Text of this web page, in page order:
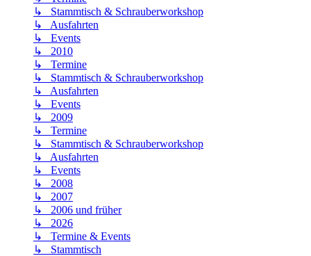
↳ Stammtisch & Schrauberworkshop
↳ Ausfahrten
↳ Events
↳ 2010
↳ Termine
↳ Stammtisch & Schrauberworkshop
↳ Ausfahrten
↳ Events
↳ 2009
↳ Termine
↳ Stammtisch & Schrauberworkshop
↳ Ausfahrten
↳ Events
↳ 2008
↳ 2007
↳ 2006 und früher
↳ 2026
↳ Termine & Events
↳ Stammtisch